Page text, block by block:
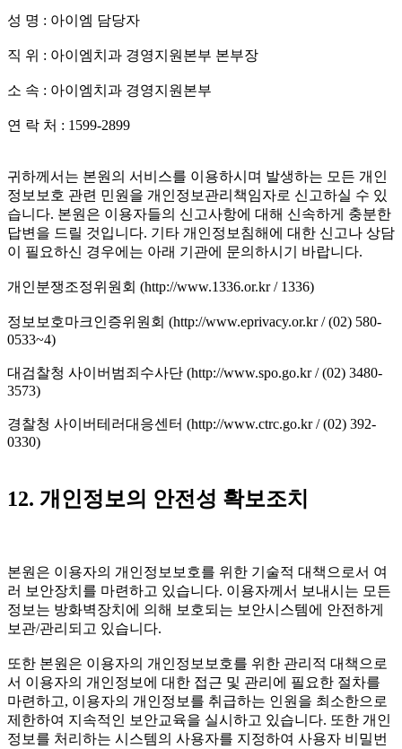
성 명 : 아이엠 담당자
직 위 : 아이엠치과 경영지원본부 본부장
소 속 : 아이엠치과 경영지원본부
연 락 처 : 1599-2899
귀하께서는 본원의 서비스를 이용하시며 발생하는 모든 개인
정보보호 관련 민원을 개인정보관리책임자로 신고하실 수 있
습니다. 본원은 이용자들의 신고사항에 대해 신속하게 충분한
답변을 드릴 것입니다. 기타 개인정보침해에 대한 신고나 상담
이 필요하신 경우에는 아래 기관에 문의하시기 바랍니다.
개인분쟁조정위원회 (http://www.1336.or.kr / 1336)
정보보호마크인증위원회 (http://www.eprivacy.or.kr / (02) 580-
0533~4)
대검찰청 사이버범죄수사단 (http://www.spo.go.kr / (02) 3480-
3573)
경찰청 사이버테러대응센터 (http://www.ctrc.go.kr / (02) 392-
0330)
12. 개인정보의 안전성 확보조치
본원은 이용자의 개인정보보호를 위한 기술적 대책으로서 여
러 보안장치를 마련하고 있습니다. 이용자께서 보내시는 모든
정보는 방화벽장치에 의해 보호되는 보안시스템에 안전하게
보관/관리되고 있습니다.
또한 본원은 이용자의 개인정보보호를 위한 관리적 대책으로
서 이용자의 개인정보에 대한 접근 및 관리에 필요한 절차를
마련하고, 이용자의 개인정보를 취급하는 인원을 최소한으로
제한하여 지속적인 보안교육을 실시하고 있습니다. 또한 개인
정보를 처리하는 시스템의 사용자를 지정하여 사용자 비밀번